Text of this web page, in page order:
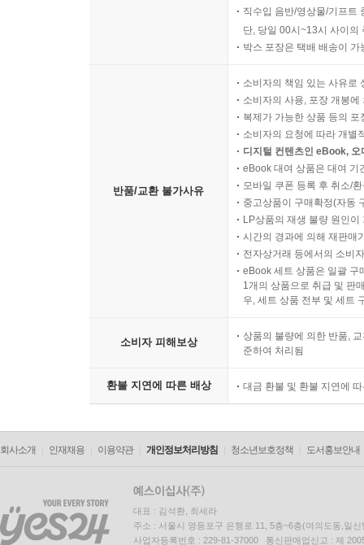
직수입 음반/영상물/기프트
단, 당일 00시~13시 사이의
박스 포장은 택배 배송이
반품/교환 불가사유
소비자의 책임 있는 사유로
소비자의 사용, 포장 개봉
복제가 가능한 상품 등의
소비자의 요청에 따라 개별
디지털 컨텐츠인 eBook,
eBook 대여 상품은 대여 기
모바일 쿠폰 등록 후 취소/
중고상품이 구매확정(자동
LP상품의 재생 불량 원인
시간의 경과에 의해 재판매
전자상거래 등에서의 소비
eBook 세트 상품은 일괄 구
1개의 상품으로 취급 및 판
우, 세트 상품 전부 및 세트
소비자 피해보상
상품의 불량에 의한 반품,
준하여 처리됨
환불 지연에 따른 배상 대금 환불 및 환불 지연에
회사소개 인재채용 이용약관 개인정보처리방침 청소년보호정책 도서홍보안내
대표 : 김석환, 최세라
주소 : 서울시 영등포구 은행로 11, 5층~6층(여의도동,일신
사업자등록번호 : 229-81-37000 통신판매업신고 : 제